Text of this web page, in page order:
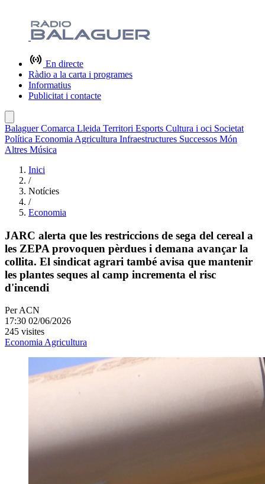
En directe
Ràdio a la carta i programes
Informatius
Publicitat i contacte
BalaguerComarca Lleida Territori Esports Cultura i oci Societat
Política Economia Agricultura Infraestructures Successos Món
Altres Música
Inici
/
Notícies
/
Economia
JARC alerta que les restriccions de sega del cereal a
les ZEPA provoquen pèrdues i demana avançar la
collita. El sindicat agrari també avisa que mantenir
les plantes seques al camp incrementa el risc
d'incendi
PerACN
17:30 02/06/2026
245 visites
EconomiaAgricultura